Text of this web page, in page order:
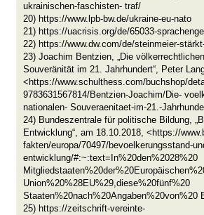
ukrainischen-faschisten- traf/
20) https://www.lpb-bw.de/ukraine-eu-nato
21) https://uacrisis.org/de/65033-
22) https://www.dw.com/de/steinmeier-
23) Joachim Bentzien, „Die
Souveränität im 21. Jahrhundert“, Peter
<https://www.schulthess.com/buchshop/
9783631567814/Bentzien-Joachim/Die-
nationalen- Souveraenitaet-im-21.-
24) Bundeszentrale für politische Bildung,
Entwicklung“, am 18.10.2018, <https://
fakten/europa/70497/bevoelkerungsstand-
entwicklung/#:~:text=In%20den%2028%20
Union%20%28EU%29,diese%20fünf%20
Staaten%20nach%20Angaben%20von%20
25) https://zeitschrift-vereinte-